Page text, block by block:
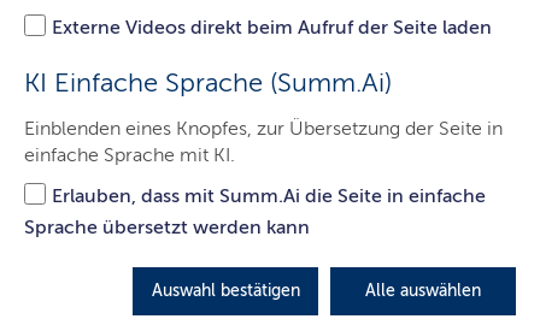
Externe Videos direkt beim Aufruf der Seite laden
KI Einfache Sprache (Summ.Ai)
Einblenden eines Knopfes, zur Übersetzung der Seite in
einfache Sprache mit KI.
Erlauben, dass mit Summ.Ai die Seite in einfache
Sprache übersetzt werden kann
Auswahl bestätigen Alle auswählen
Zwangsversteigerungs- und
Zwangsverwaltungssachen
Hier finden Sie die wichtigsten Informationen zu
Zwangsversteigerungs- und
Zwangsverwaltungssachen.